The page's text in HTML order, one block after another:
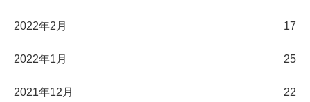
2022年2月 17
2022年1月 25
2021年12月 22